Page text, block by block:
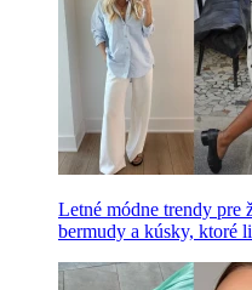
Letné módne trendy pre
bermudy a kúsky, ktoré